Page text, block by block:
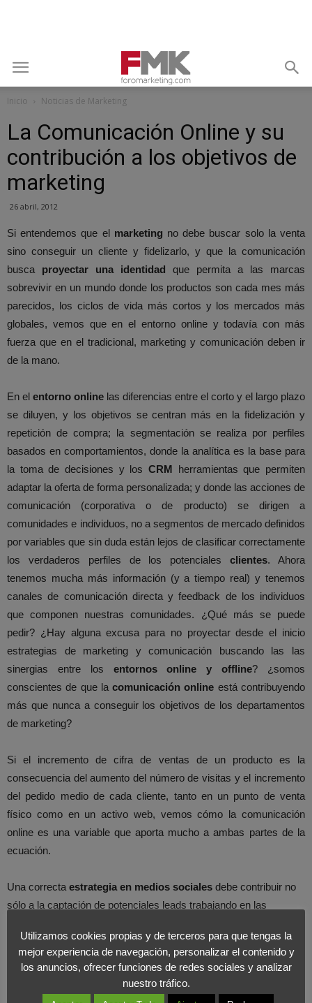
Inicio Noticias de Marketing
La Comunicación Online y su
contribución a los objetivos de
marketing
26 abril, 2012
Si entendemos que el marketing no debe buscar solo la venta
sino conseguir un cliente y fidelizarlo, y que la comunicación
busca proyectar una identidad que permita a las marcas
sobrevivir en un mundo donde los productos son cada mes más
parecidos, los ciclos de vida más cortos y los mercados más
globales, vemos que en el entorno online y todavía con más
fuerza que en el tradicional, marketing y comunicación deben ir
de la mano.
En el entorno online las diferencias entre el corto y el largo plazo
se diluyen, y los objetivos se centran más en la fidelización y
repetición de compra; la segmentación se realiza por perfiles
basados en comportamientos, donde la analítica es la base para
la toma de decisiones y los CRM herramientas que permiten
adaptar la oferta de forma personalizada; y donde las acciones de
comunicación (corporativa o de producto) se dirigen a
comunidades e individuos, no a segmentos de mercado definidos
por variables que sin duda están lejos de clasificar correctamente
los verdaderos perfiles de los potencialesclientes. Ahora
tenemos mucha más información (y a tiempo real) y tenemos
canales de comunicación directa y feedback de los individuos
que componen nuestras comunidades. ¿Qué más se puede
pedir? ¿Hay alguna excusa para no proyectar desde el inicio
estrategias de marketing y comunicación buscando las las
sinergias entre los entornos online y offline? ¿somos
conscientes de que lacomunicación online está contribuyendo
más que nunca a conseguir los objetivos de los departamentos
de marketing?
Si el incremento de cifra de ventas de un producto es la
consecuencia del aumento del número de visitas y el incremento
del pedido medio de cada cliente, tanto en un punto de venta
físico como en un activo web, vemos cómo la comunicación
online es una variable que aporta mucho a ambas partes de la
ecuación.
Una correcta estrategia en medios sociales debe contribuir no
sólo a la captación de potenciales leads trabajando en las
de mensajes y conversaciones que enfaticen el refuerzo de
compra (satisfacción).
También puede contribuir al incremento de pedido medio
Utilizamos cookies propias y de terceros para que tengas la
mejor experiencia de navegación, personalizar el contenido y
los anuncios, ofrecer funciones de redes sociales y analizar
nuestro tráfico.